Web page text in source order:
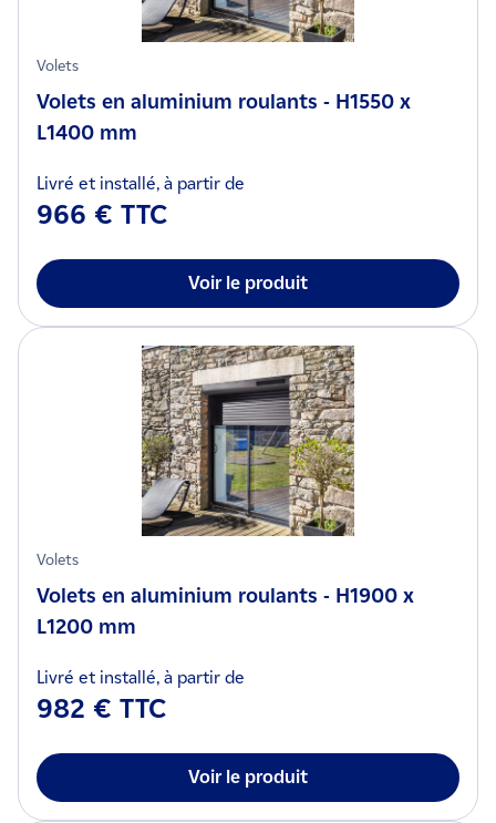
Volets
Volets en aluminium roulants - H1550 x
L1400 mm
Livré et installé, à partir de
966 € TTC
Voir le produit
Volets
Volets en aluminium roulants - H1900 x
L1200 mm
Livré et installé, à partir de
982 € TTC
Voir le produit